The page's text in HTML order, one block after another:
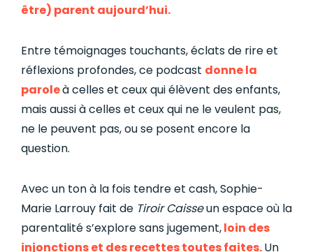
être) parent aujourd’hui.
Entre témoignages touchants, éclats de rire et
réflexions profondes, ce podcast donne la
paroleà celles et ceux qui élèvent des enfants,
mais aussi à celles et ceux qui ne le veulent pas,
ne le peuvent pas, ou se posent encore la
question.
Avec un ton à la fois tendre et cash, Sophie-
Marie Larrouy fait de Tiroir Caisseun espace où la
parentalité s’explore sans jugement,loin des
injonctions et des recettes toutes faites.Un